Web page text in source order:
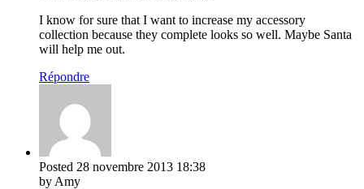
I know for sure that I want to increase my accessory
collection because they complete looks so well. Maybe Santa
will help me out.
Répondre
Posted 28 novembre 2013 18:38
by Amy